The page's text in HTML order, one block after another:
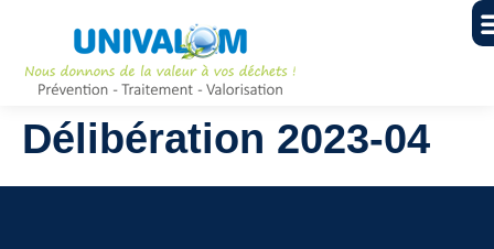
Délibération 2023-04